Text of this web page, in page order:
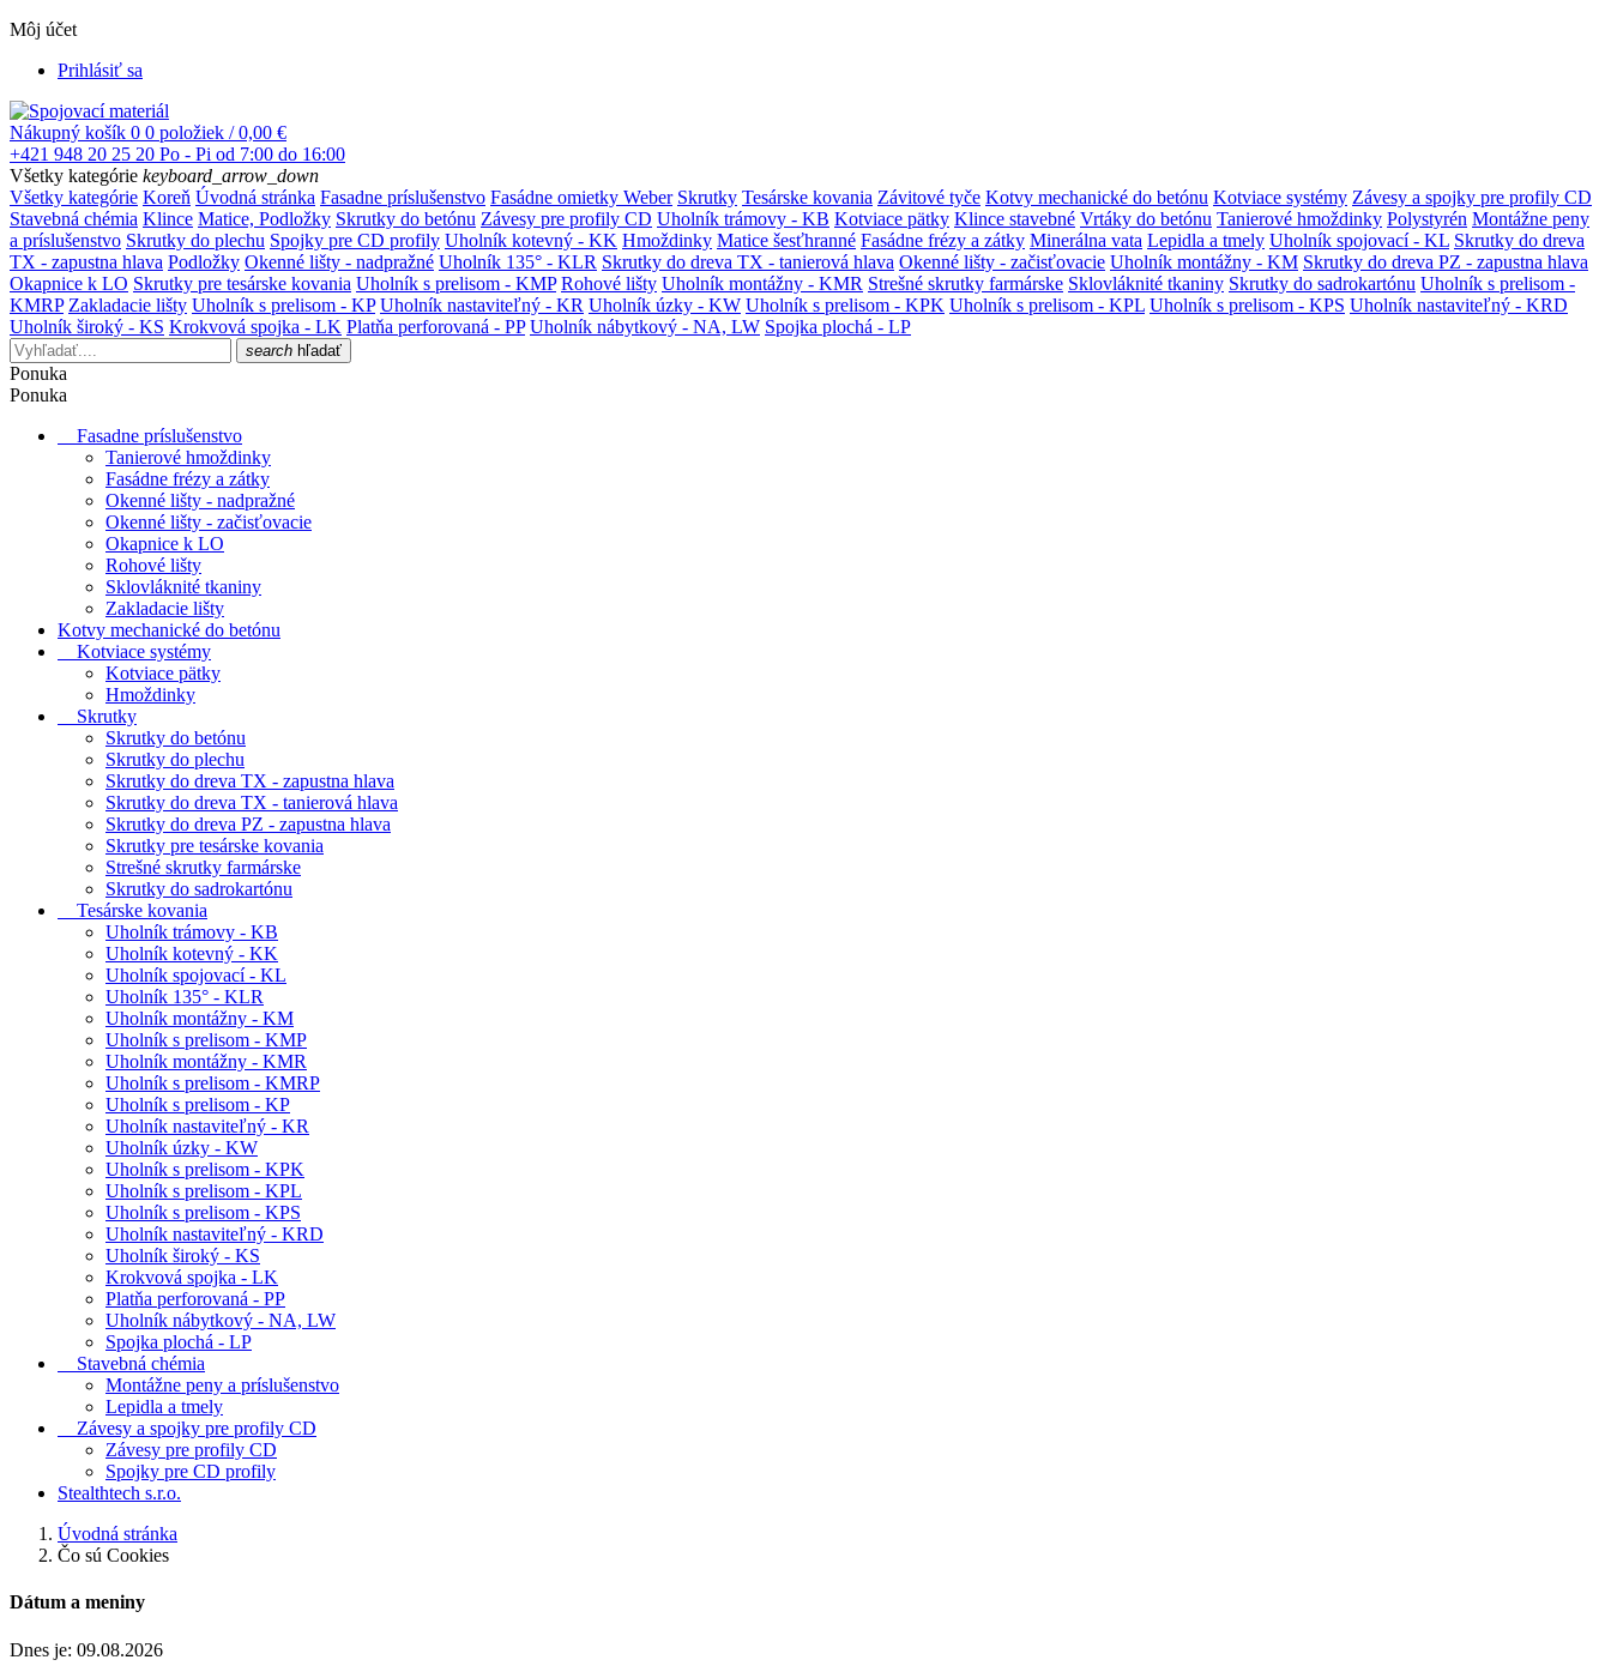
Môj účet
Prihlásiť sa
Nákupný košík 0 0 položiek / 0,00 €
+421 948 20 25 20 Po - Pi od 7:00 do 16:00
Všetky kategórie keyboard_arrow_down
Všetky kategórie Koreň Úvodná stránka Fasadne príslušenstvo Fasádne omietky Weber Skrutky Tesárske kovania Závitové tyče Kotvy mechanické do betónu Kotviace systémy Závesy a spojky pre profily CD
Stavebná chémia Klince Matice, Podložky Skrutky do betónu Závesy pre profily CD Uholník trámovy - KB Kotviace pätky Klince stavebné Vrtáky do betónu Tanierové hmoždinky Polystyrén Montážne peny
a príslušenstvo Skrutky do plechu Spojky pre CD profily Uholník kotevný - KK Hmoždinky Matice šesťhranné Fasádne frézy a zátky Minerálna vata Lepidla a tmely Uholník spojovací - KL Skrutky do dreva
TX - zapustna hlava Podložky Okenné lišty - nadpražné Uholník 135° - KLR Skrutky do dreva TX - tanierová hlava Okenné lišty - začisťovacie Uholník montážny - KM Skrutky do dreva PZ - zapustna hlava
Okapnice k LO Skrutky pre tesárske kovania Uholník s prelisom - KMP Rohové lišty Uholník montážny - KMR Strešné skrutky farmárske Sklovláknité tkaniny Skrutky do sadrokartónu Uholník s prelisom -
KMRP Zakladacie lišty Uholník s prelisom - KP Uholník nastaviteľný - KR Uholník úzky - KW Uholník s prelisom - KPK Uholník s prelisom - KPL Uholník s prelisom - KPS Uholník nastaviteľný - KRD
Uholník široký - KS Krokvová spojka - LK Platňa perforovaná - PP Uholník nábytkový - NA, LW Spojka plochá - LP
search hľadať
Ponuka
Ponuka
Fasadne príslušenstvo
Tanierové hmoždinky
Fasádne frézy a zátky
Okenné lišty - nadpražné
Okenné lišty - začisťovacie
Okapnice k LO
Rohové lišty
Sklovláknité tkaniny
Zakladacie lišty
Kotvy mechanické do betónu
Kotviace systémy
Kotviace pätky
Hmoždinky
Skrutky
Skrutky do betónu
Skrutky do plechu
Skrutky do dreva TX - zapustna hlava
Skrutky do dreva TX - tanierová hlava
Skrutky do dreva PZ - zapustna hlava
Skrutky pre tesárske kovania
Strešné skrutky farmárske
Skrutky do sadrokartónu
Tesárske kovania
Uholník trámovy - KB
Uholník kotevný - KK
Uholník spojovací - KL
Uholník 135° - KLR
Uholník montážny - KM
Uholník s prelisom - KMP
Uholník montážny - KMR
Uholník s prelisom - KMRP
Uholník s prelisom - KP
Uholník nastaviteľný - KR
Uholník úzky - KW
Uholník s prelisom - KPK
Uholník s prelisom - KPL
Uholník s prelisom - KPS
Uholník nastaviteľný - KRD
Uholník široký - KS
Krokvová spojka - LK
Platňa perforovaná - PP
Uholník nábytkový - NA, LW
Spojka plochá - LP
Stavebná chémia
Montážne peny a príslušenstvo
Lepidla a tmely
Závesy a spojky pre profily CD
Závesy pre profily CD
Spojky pre CD profily
Stealthtech s.r.o.
Úvodná stránka
Čo sú Cookies
Dátum a meniny
Dnes je: 09.08.2026